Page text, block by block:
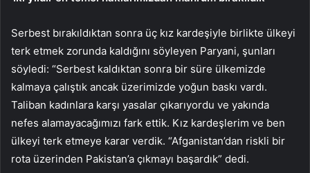
Serbest bırakıldıktan sonra üç kız kardeşiyle birlikte ülkeyi
terk etmek zorunda kaldığını söyleyen Paryani, şunları
söyledi: “Serbest kaldıktan sonra bir süre ülkemizde
kalmaya çalıştık ancak üzerimizde yoğun baskı vardı.
Taliban kadınlara karşı yasalar çıkarıyordu ve yakında
nefes alamayacağımızı fark ettik. Kız kardeşlerim ve ben
ülkeyi terk etmeye karar verdik. “Afganistan’dan riskli bir
rota üzerinden Pakistan’a çıkmayı başardık” dedi.